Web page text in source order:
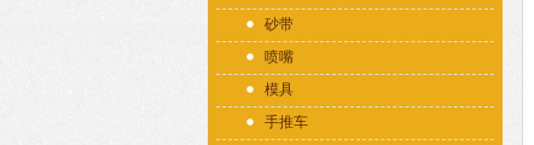
砂带
喷嘴
模具
手推车